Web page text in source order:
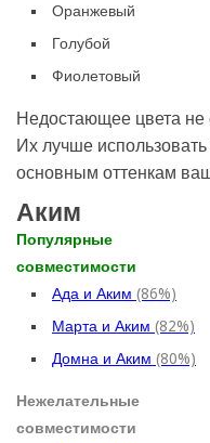
Оранжевый
Голубой
Фиолетовый
Недостающее цвета не
Их лучше
основным оттенкам
Аким
Популярные
совместимости
Ада и Аким (86%)
Марта и Аким (82%)
Домна и Аким (80%)
Нежелательные
совместимости